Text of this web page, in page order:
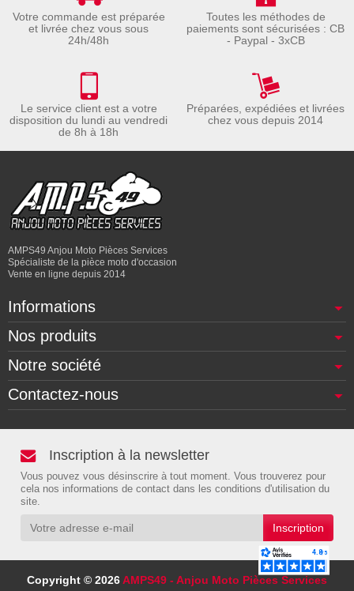
Votre commande est préparée
et livrée chez vous sous
24h/48h
Toutes les méthodes de
paiements sont sécurisées : CB
- Paypal - 3xCB
Le service client est a votre
disposition du lundi au vendredi
de 8h à 18h
Préparées, expédiées et livrées
chez vous depuis 2014
AMPS49 Anjou Moto Pièces Services
Spécialiste de la pièce moto d'occasion
Vente en ligne depuis 2014
Informations
Nos produits
Notre société
Contactez-nous
Inscription à la newsletter
Vous pouvez vous désinscrire à tout moment. Vous trouverez pour
cela nos informations de contact dans les conditions d'utilisation du
site.
Copyright © 2026 AMPS49 - Anjou Moto Pièces Services